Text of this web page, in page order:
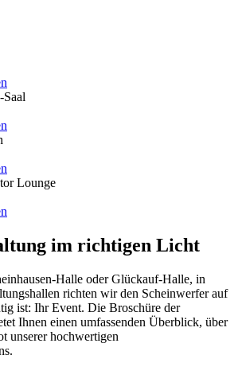
Lounge
im richtigen Licht
Halle oder Glückauf-Halle, in
richten wir den Scheinwerfer auf
ist: Ihr Event. Die Broschüre der
Ihnen einen umfassenden Überblick, über
unserer hochwertigen